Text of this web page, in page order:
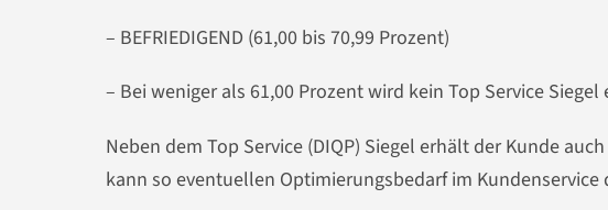
– BEFRIEDIGEND (61,00 bis 70,99 Prozent)
– Bei weniger als 61,00 Prozent wird kein Top Service
Neben dem Top Service (DIQP) Siegel erhält der Kunde
kann so eventuellen Optimierungsbedarf im Kundenservice